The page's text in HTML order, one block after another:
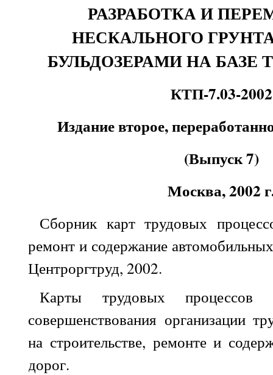
РАЗРАБОТКА И
НЕСКАЛЬНОГО
БУЛЬДОЗЕРАМИ НА БАЗЕ
КТП-7.03-2002
Издание второе,
(Выпуск 7)
Москва, 2002
Сборник карт трудовых
ремонт и содержание
Центроргтруд, 2002.
Карты трудовых процессов
совершенствования организации
на строительстве, ремонте и
дорог.